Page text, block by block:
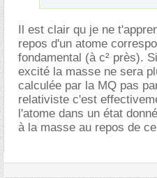
Il est clair qu je ne
repos d'un atome
fondamental (à c² près).
excité la masse ne sera
calculée par la MQ pas
relativiste c'est
l'atome dans un état
à la masse au repos de